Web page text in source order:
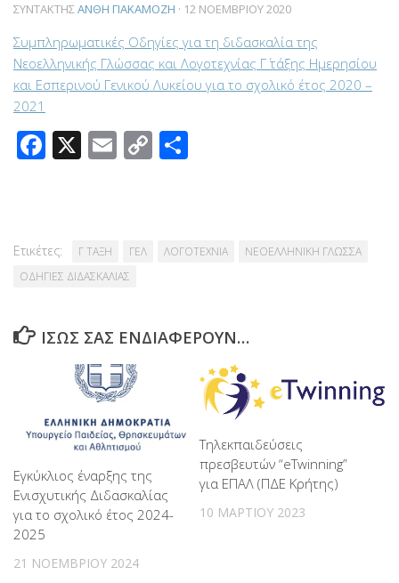
ΣΥΝΤΆΚΤΗΣΑΝΘΗ ΓΙΑΚΑΜΟΖΗ · 12 ΝΟΕΜΒΡΊΟΥ 2020
Συμπληρωματικές Οδηγίες για τη διδασκαλία της
Νεοελληνικής Γλώσσας και Λογοτεχνίας Γ΄ τάξης Ημερησίου
και Εσπερινού Γενικού Λυκείου για το σχολικό έτος 2020 –
2021
Facebook
X Email
Copy
Ετικέτες: Γ ΤΑΞΗ ΓΕΛ ΛΟΓΟΤΕΧΝΙΑ
ΝΕΟΕΛΛΗΝΙΚΗ ΓΛΩΣΣΑ
ΟΔΗΓΙΕΣ ΔΙΔΑΣΚΑΛΙΑΣ
ΊΣΩΣ ΣΑΣ ΕΝΔΙΑΦΈΡΟΥΝ…
Εγκύκλιος έναρξης της
Ενισχυτικής Διδασκαλίας
για το σχολικό έτος 2024-
2025
21 ΝΟΕΜΒΡΊΟΥ 2024
Τηλεκπαιδεύσεις
πρεσβευτών “eTwinning”
για ΕΠΑΛ (ΠΔΕ Κρήτης)
10 ΜΑΡΤΊΟΥ 2023